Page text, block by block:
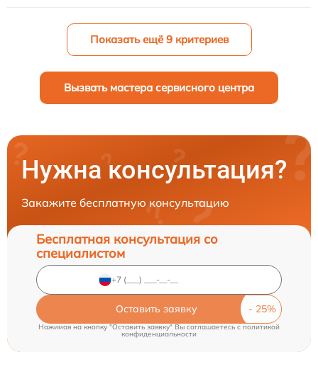
Показать ещё 9 критериев
Вызвать мастера сервисного центра
Нужна консультация?
Закажите бесплатную консультацию
Бесплатная консультация со
специалистом
Оставить заявку
Нажимая на кнопку "Оставить заявку" Вы соглашаетесь cполитикой
конфиденциальности